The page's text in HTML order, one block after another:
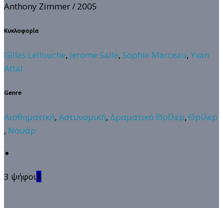
Anthony Zimmer/ 2005
Κυκλοφορία
Gilles Lellouche, Jerome Salle, Sophie Marceau, Yvan
Attal
Genre
Αισθηματική, Αστυνομική, Δραματικό Θρίλερ, Θρίλερ
, Νουάρ
3 ψήφοι3